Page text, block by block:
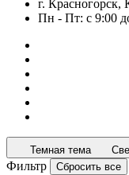
г. Красногорск,
Пн - Пт: с 9:00
Темная тема
Фильтр Сбросить все